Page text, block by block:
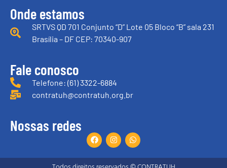
Onde estamos
SRTVS QD 701 Conjunto “D” Lote 05 Bloco “B” sala 231
Brasília – DF CEP: 70340-907
Fale conosco
Telefone: (61) 3322-6884
contratuh@contratuh.org.br
Nossas redes